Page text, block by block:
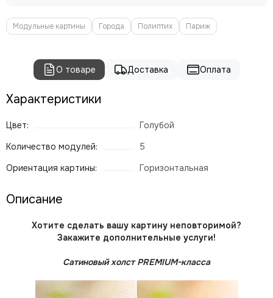
Модульные картины Города Полиптих Париж
О товаре Доставка Оплата
Характеристики
Цвет:
Голубой
Количество модулей:
5
Ориентация картины:
Горизонтальная
Описание
Хотите сделать вашу картину неповторимой?
Закажите дополнительные услуги!
Сатиновый холст PREMIUM-класса